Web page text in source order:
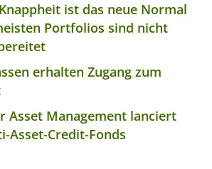
ist das neue Normal
Portfolios sind nicht
erhalten Zugang zum
Asset Management lanciert
Asset-Credit-Fonds